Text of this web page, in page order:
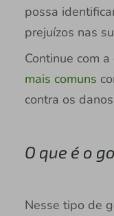
possa
prejuízos nas
Continue com
mais comuns
contra os
O que é o
Nesse tipo de